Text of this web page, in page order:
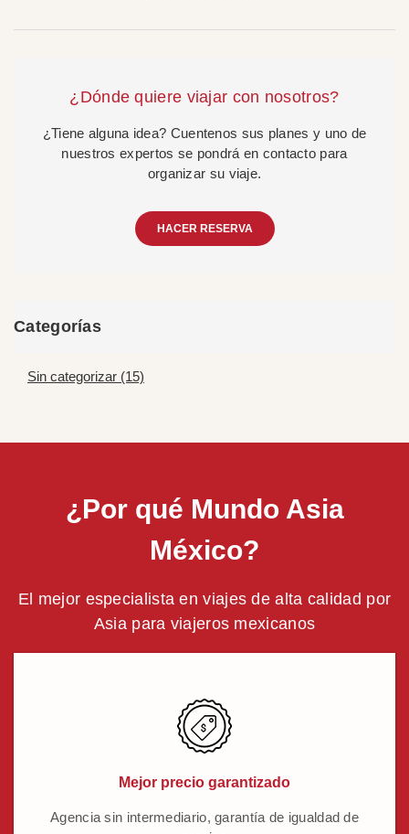
¿Dónde quiere viajar con nosotros?
¿Tiene alguna idea? Cuentenos sus planes y uno de
nuestros expertos se pondrá en contacto para
organizar su viaje.
HACER RESERVA
Categorías
Sin categorizar (15)
¿Por qué Mundo Asia
México?
El mejor especialista en viajes de alta calidad por
Asia para viajeros mexicanos
Mejor precio garantizado
Agencia sin intermediario, garantía de igualdad de